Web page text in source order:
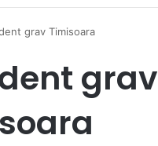
grav Timisoara
grav